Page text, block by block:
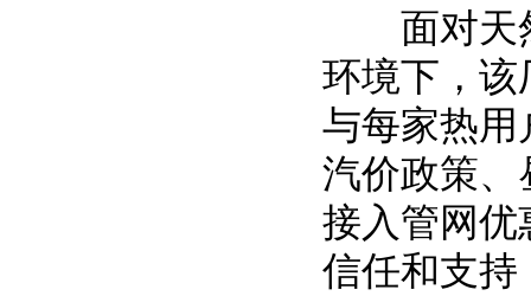
面对天然
环境下，该
与每家热用
汽价政策、
接入管网优
信任和支持